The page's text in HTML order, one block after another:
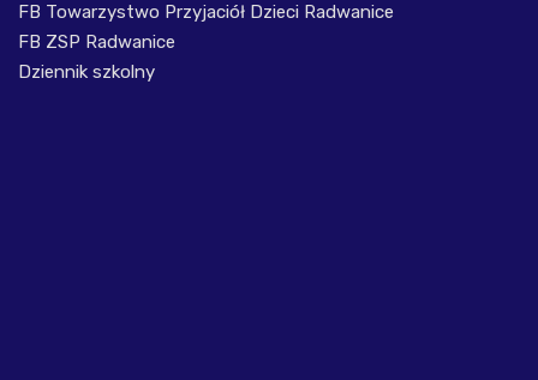
FB Towarzystwo Przyjaciół Dzieci Radwanice
FB ZSP Radwanice
Dziennik szkolny